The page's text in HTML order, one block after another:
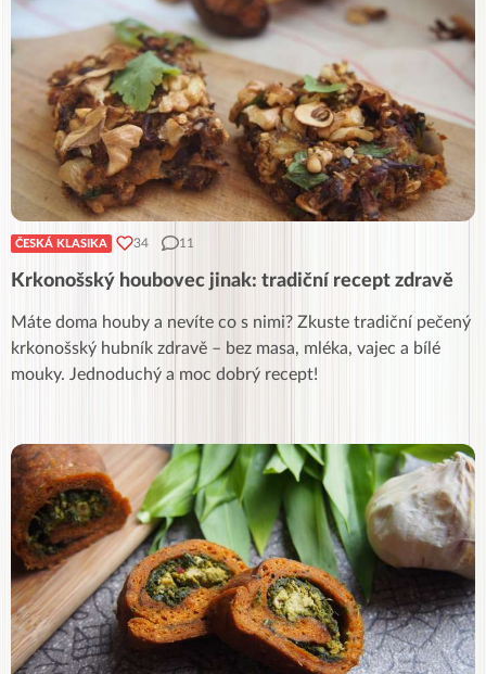
ČESKÁ KLASIKA 34 11
Krkonošský houbovec jinak: tradiční recept zdravě
Máte doma houby a nevíte co s nimi? Zkuste tradiční pečený
krkonošský hubník zdravě – bez masa, mléka, vajec a bílé
mouky. Jednoduchý a moc dobrý recept!